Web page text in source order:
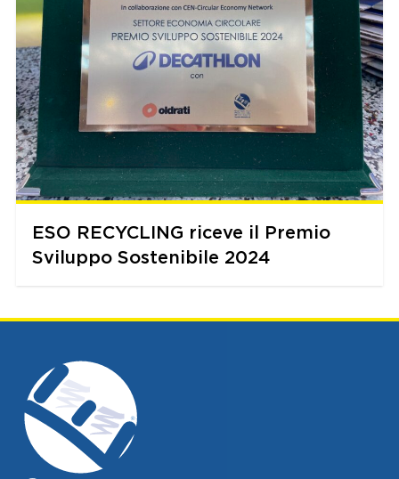
ESO RECYCLING riceve il Premio
Sviluppo Sostenibile 2024